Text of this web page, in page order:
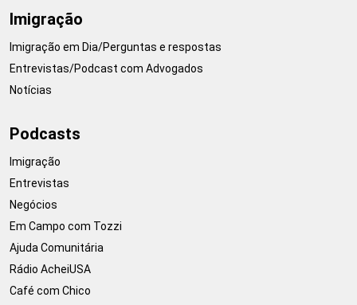
Imigração
Imigração em Dia/Perguntas e respostas
Entrevistas/Podcast com Advogados
Notícias
Podcasts
Imigração
Entrevistas
Negócios
Em Campo com Tozzi
Ajuda Comunitária
Rádio AcheiUSA
Café com Chico